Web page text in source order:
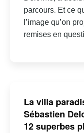
parcours. Et ce
l’image qu’on
remises en
La villa
Sébastien
12 superbes